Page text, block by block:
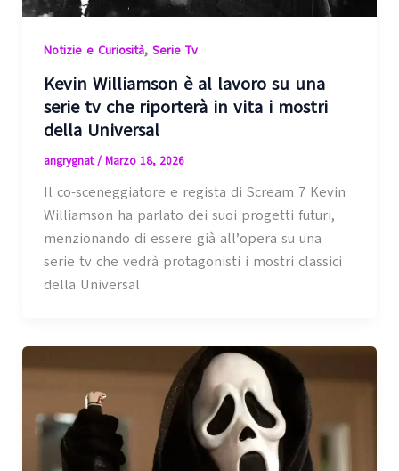
Notizie e Curiosità, Serie Tv
Kevin Williamson è al lavoro su una
serie tv che riporterà in vita i mostri
della Universal
angrygnat/ Marzo 18, 2026
Il co-sceneggiatore e regista di Scream 7 Kevin
Williamson ha parlato dei suoi progetti futuri,
menzionando di essere già all’opera su una
serie tv che vedrà protagonisti i mostri classici
della Universal